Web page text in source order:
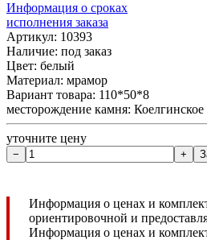
Информация о сроках
исполнения заказа
Артикул: 10393
Наличие: под заказ
Цвет: белый
Материал: мрамор
Вариант товара: 110*50*8
месторождение камня: Коелгинское
уточните цену
Информация о ценах и
ориентировочной и
Информация о ценах и